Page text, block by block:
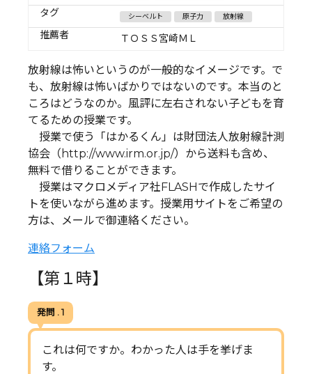
タグ シーベルト 原子力 放射線
推薦者 ＴＯＳＳ宮崎ＭＬ
放射線は怖いというのが一般的なイメージです。で
も、放射線は怖いばかりではないのです。本当のと
ころはどうなのか。風評に左右されない子どもを育
てるための授業です。
授業で使う「はかるくん」は財団法人放射線計測
協会（http://www.irm.or.jp/）から送料も含め、
無料で借りることができます。
授業はマクロメディア社FLASHで作成したサイ
トを使いながら進めます。授業用サイトをご希望の
方は、メールで御連絡ください。
連絡フォーム
【第１時】
発問 . 1
これは何ですか。わかった人は手を挙げま
す。